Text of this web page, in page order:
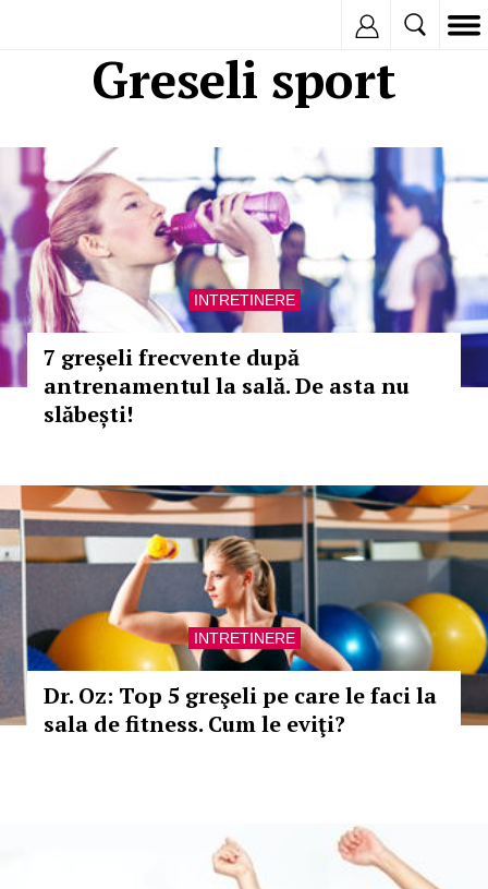
Greseli sport
INTRETINERE
7 greșeli frecvente după
antrenamentul la sală. De asta nu
slăbești!
INTRETINERE
Dr. Oz: Top 5 greşeli pe care le faci la
sala de fitness. Cum le eviţi?